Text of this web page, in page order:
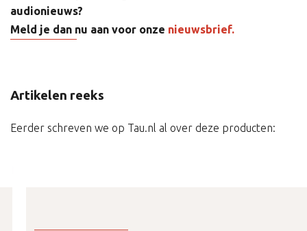
audionieuws?
Meld je dan nu aan voor onze nieuwsbrief.
Artikelen reeks
Eerder schreven we op Tau.nl al over deze producten: